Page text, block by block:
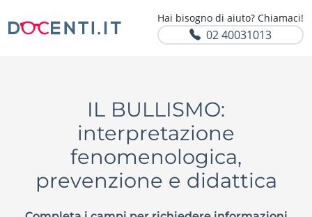
Hai bisogno di aiuto? Chiamaci!
02 40031013
IL BULLISMO:
interpretazione
fenomenologica,
prevenzione e didattica